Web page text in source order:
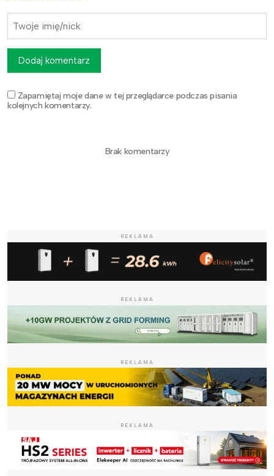
Zapamiętaj moje dane w tej przeglądarce podczas pisania
kolejnych komentarzy.
Dodaj komentarz
Brak komentarzy
REKLAMA
REKLAMA
REKLAMA
REKLAMA